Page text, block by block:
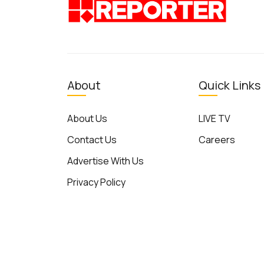
About
About Us
Contact Us
Advertise With Us
Privacy Policy
Quick Links
LIVE TV
Careers